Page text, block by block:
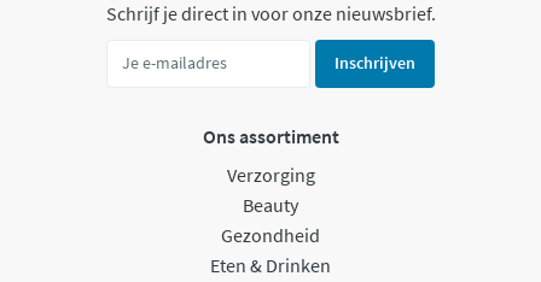
Schrijf je direct in voor onze nieuwsbrief.
Inschrijven
Ons assortiment
Verzorging
Beauty
Gezondheid
Eten & Drinken